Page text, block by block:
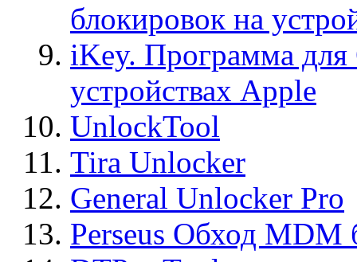
блокировок на
iKey. Программа для
устройствах Apple
UnlockTool
Tira Unlocker
General Unlocker Pro
Perseus Обход MDM